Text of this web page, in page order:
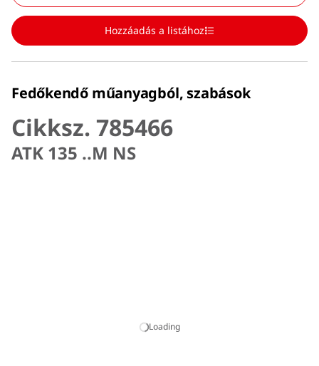
Hozzáadás a listához
Fedőkendő műanyagból, szabások
Cikksz. 785466
ATK 135 ..M NS
Loading